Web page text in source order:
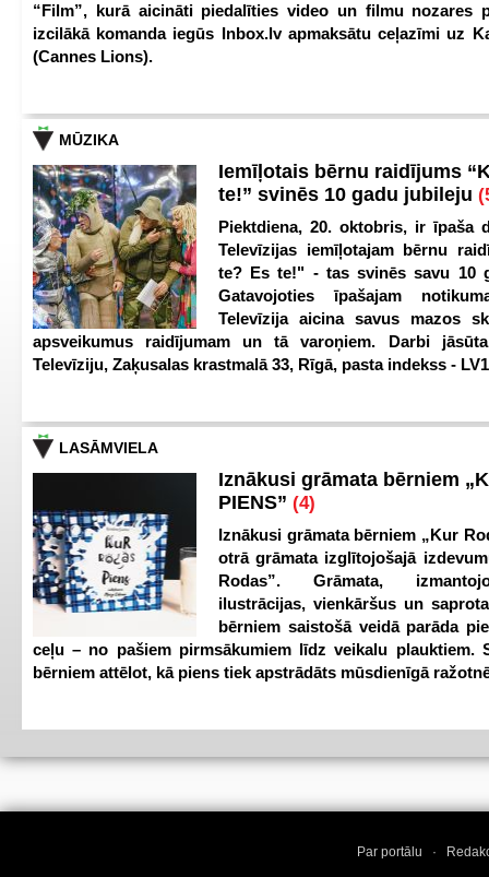
“Film”, kurā aicināti piedalīties video un filmu nozares
izcilākā komanda iegūs Inbox.lv apmaksātu ceļazīmi uz
(Cannes Lions).
MŪZIKA
Iemīļotais bērnu raidījums
te!” svinēs 10 gadu jubileju
Piektdiena, 20. oktobris, ir īpaša
Televīzijas iemīļotajam bērnu
te? Es te!" - tas svinēs savu 10
Gatavojoties īpašajam
Televīzija aicina savus mazos
apsveikumus raidījumam un tā varoņiem. Darbi
Televīziju, Zaķusalas krastmalā 33, Rīgā, pasta indekss -
LASĀMVIELA
Iznākusi grāmata bērniem
PIENS” (4)
Iznākusi grāmata bērniem „Kur
otrā grāmata izglītojošajā
Rodas”. Grāmata,
ilustrācijas, vienkāršus un
bērniem saistošā veidā parāda
ceļu – no pašiem pirmsākumiem līdz veikalu plauktiem.
bērniem attēlot, kā piens tiek apstrādāts mūsdienīgā
Par portālu ·